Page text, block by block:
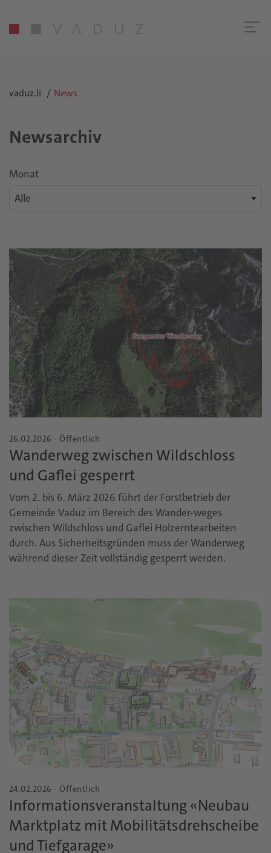
vaduz.li News
Newsarchiv
Monat
26.02.2026 - Öffentlich
Wanderweg zwischen Wildschloss
und Gaflei gesperrt
Vom 2. bis 6. März 2026 führt der Forstbetrieb der
Gemeinde Vaduz im Bereich des Wander-weges
zwischen Wildschloss und Gaflei Holzerntearbeiten
durch. Aus Sicherheitsgründen muss der Wanderweg
während dieser Zeit vollständig gesperrt werden.
24.02.2026 - Öffentlich
Informationsveranstaltung «Neubau
Marktplatz mit Mobilitätsdrehscheibe
und Tiefgarage»